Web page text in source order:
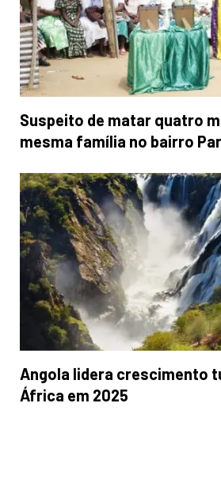
Suspeito de matar quatro
mesma família no bairro
Angola lidera crescimento
África em 2025